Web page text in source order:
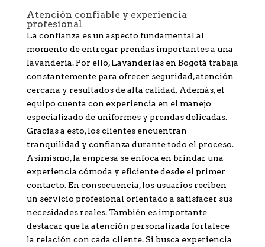
Atención confiable y experiencia
profesional
La confianza es un aspecto fundamental al
momento de entregar prendas importantes a una
lavandería. Por ello, Lavanderías en Bogotá trabaja
constantemente para ofrecer seguridad, atención
cercana y resultados de alta calidad. Además, el
equipo cuenta con experiencia en el manejo
especializado de uniformes y prendas delicadas.
Gracias a esto, los clientes encuentran
tranquilidad y confianza durante todo el proceso.
Asimismo, la empresa se enfoca en brindar una
experiencia cómoda y eficiente desde el primer
contacto. En consecuencia, los usuarios reciben
un servicio profesional orientado a satisfacer sus
necesidades reales. También es importante
destacar que la atención personalizada fortalece
la relación con cada cliente. Si busca experiencia